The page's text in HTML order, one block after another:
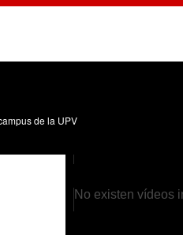
de la UPV
No existen vídeos